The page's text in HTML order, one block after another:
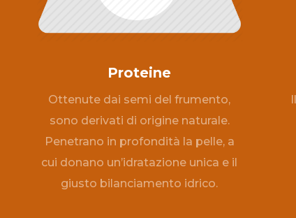
Proteine
Ottenute dai semi del frumento,
sono derivati di origine naturale.
Penetrano in profondità la pelle, a
cui donano un’idratazione unica e il
giusto bilanciamento idrico.